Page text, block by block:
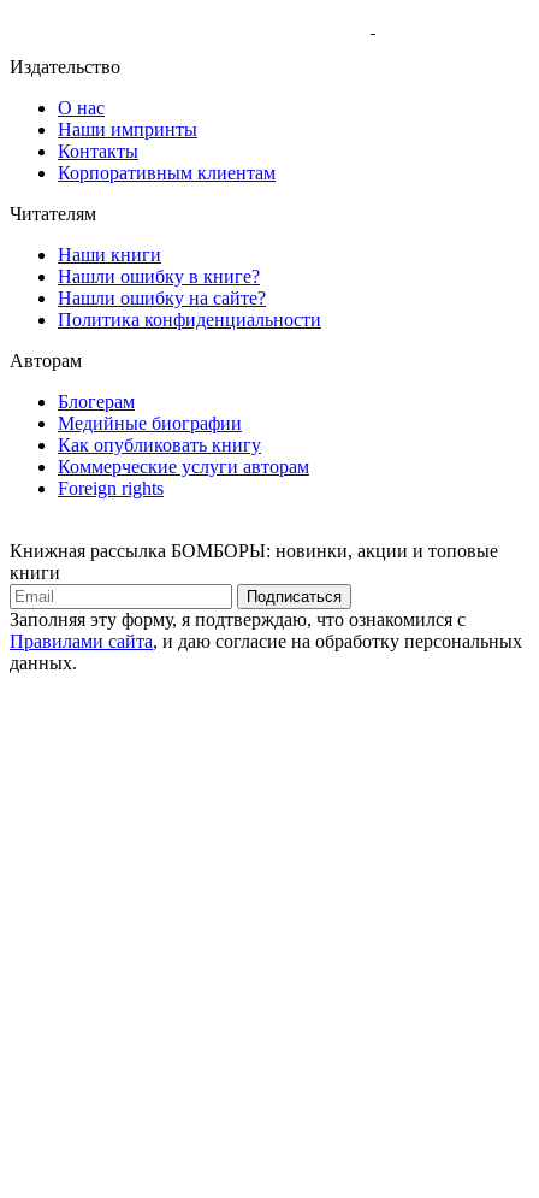
Издательство
О нас
Наши импринты
Контакты
Корпоративным клиентам
Читателям
Наши книги
Нашли ошибку в книге?
Нашли ошибку на сайте?
Политика конфиденциальности
Авторам
Блогерам
Медийные биографии
Как опубликовать книгу
Коммерческие услуги авторам
Foreign rights
Книжная рассылка БОМБОРЫ: новинки, акции и топовые
книги
Подписаться
Заполняя эту форму, я подтверждаю, что ознакомился с
Правилами сайта, и даю согласие на обработку персональных
данных.